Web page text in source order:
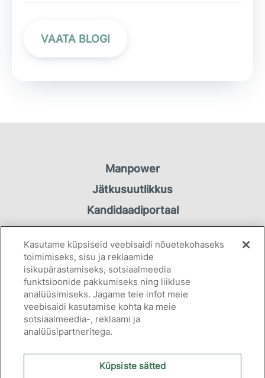
VAATA BLOGI
Manpower
Jätkusuutlikkus
Kandidaadiportaal
Töötaja portaal
Kontakt
Privaatsuspõhimõtted
Küpsiseteavitus
Kasutame küpsiseid veebisaidi nõuetekohaseks
toimimiseks, sisu ja reklaamide
isikupärastamiseks, sotsiaalmeedia
funktsioonide pakkumiseks ning liikluse
analüüsimiseks. Jagame teie infot meie
veebisaidi kasutamise kohta ka meie
sotsiaalmeedia-, reklaami ja
analüüsipartneritega.
Küpsiste sätted